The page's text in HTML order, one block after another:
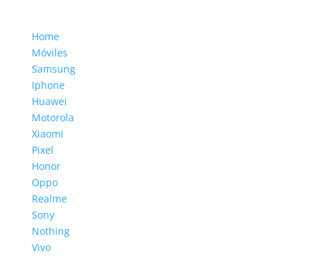
Home
Móviles
Samsung
Iphone
Huawei
Motorola
Xiaomi
Pixel
Honor
Oppo
Realme
Sony
Nothing
Vivo